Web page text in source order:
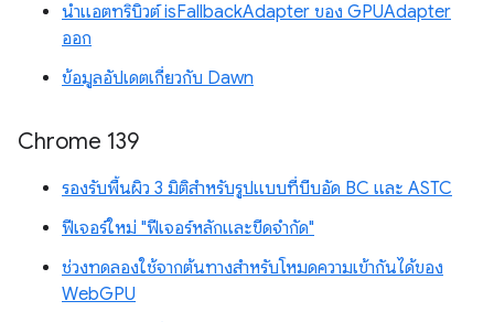
นำแอตทริบิวต์ isFallbackAdapter ของ GPUAdapter
ออก
ข้อมูลอัปเดตเกี่ยวกับ Dawn
Chrome 139
รองรับพื้นผิว 3 มิติสำหรับรูปแบบที่บีบอัด BC และ ASTC
ฟีเจอร์ใหม่ "ฟีเจอร์หลักและขีดจำกัด"
ช่วงทดลองใช้จากต้นทางสำหรับโหมดความเข้ากันได้ของ
WebGPU